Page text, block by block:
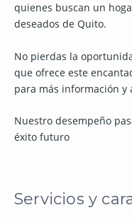
quienes buscan un
deseados de Quito.
No pierdas la
que ofrece este
para más información y
Nuestro desempeño
éxito futuro
Servicios y